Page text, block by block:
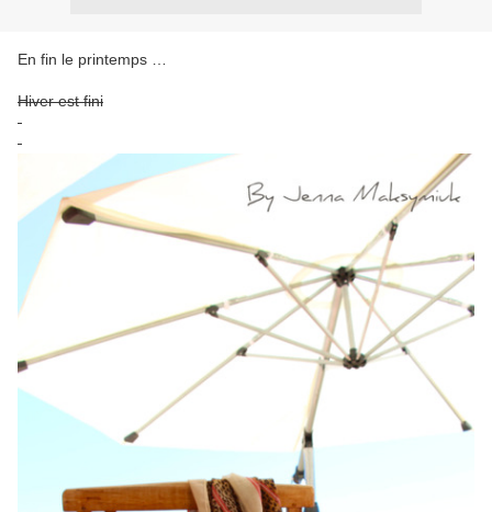
En fin le printemps …
Hiver est fini